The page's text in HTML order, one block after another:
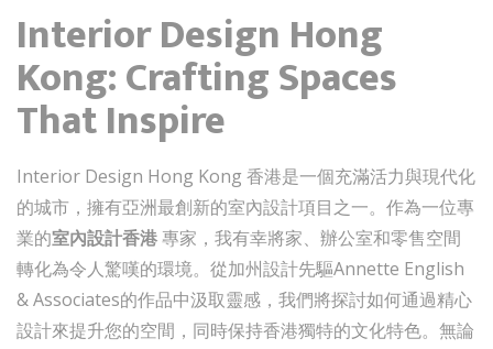
Interior Design Hong
Kong: Crafting Spaces
That Inspire
Interior Design Hong Kong 香港是一個充滿活力與現代化
的城市，擁有亞洲最創新的室內設計項目之一。作為一位專
業的室內設計香港專家，我有幸將家、辦公室和零售空間
轉化為令人驚嘆的環境。從加州設計先驅Annette English
& Associates的作品中汲取靈感，我們將探討如何通過精心
設計來提升您的空間，同時保持香港獨特的文化特色。無論